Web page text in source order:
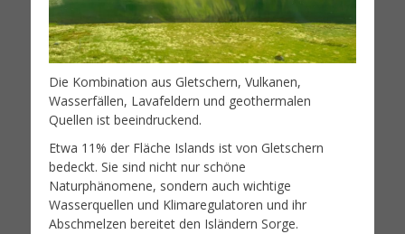
Die Kombination aus Gletschern, Vulkanen,
Wasserfällen, Lavafeldern und geothermalen
Quellen ist beeindruckend.
Etwa 11% der Fläche Islands ist von Gletschern
bedeckt. Sie sind nicht nur schöne
Naturphänomene, sondern auch wichtige
Wasserquellen und Klimaregulatoren und ihr
Abschmelzen bereitet den Isländern Sorge.